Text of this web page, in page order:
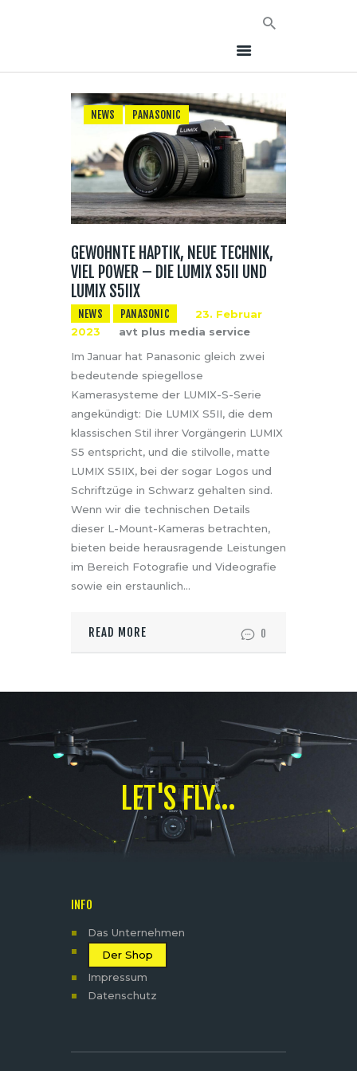
HOME
NEWS
AVT EVENTS
ÜBER AVT
KONTAKT
NEWS PANASONIC
GEWOHNTE HAPTIK, NEUE TECHNIK,
VIEL POWER – DIE LUMIX S5II UND
LUMIX S5IIX
NEWS PANASONIC
23. Februar
2023
avt plus media service
Im Januar hat Panasonic gleich zwei
bedeutende spiegellose
Kamerasysteme der LUMIX-S-Serie
angekündigt: Die LUMIX S5II, die dem
klassischen Stil ihrer Vorgängerin LUMIX
S5 entspricht, und die stilvolle, matte
LUMIX S5IIX, bei der sogar Logos und
Schriftzüge in Schwarz gehalten sind.
Wenn wir die technischen Details
dieser L-Mount-Kameras betrachten,
bieten beide herausragende Leistungen
im Bereich Fotografie und Videografie
sowie ein erstaunlich…
READ MORE 0
LET'S FLY...
INFO
Das Unternehmen
Der Shop
Impressum
Datenschutz